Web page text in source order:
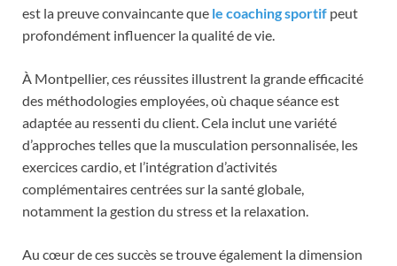
est la preuve convaincante que le coaching sportif peut
profondément influencer la qualité de vie.
À Montpellier, ces réussites illustrent la grande efficacité
des méthodologies employées, où chaque séance est
adaptée au ressenti du client. Cela inclut une variété
d’approches telles que la musculation personnalisée, les
exercices cardio, et l’intégration d’activités
complémentaires centrées sur la santé globale,
notamment la gestion du stress et la relaxation.
Au cœur de ces succès se trouve également la dimension